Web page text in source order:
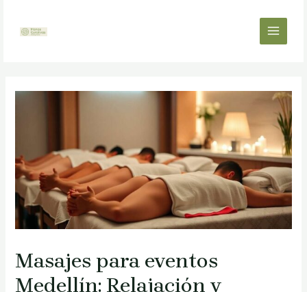
MAIN
Masajes para eventos
Medellín: Relajación y